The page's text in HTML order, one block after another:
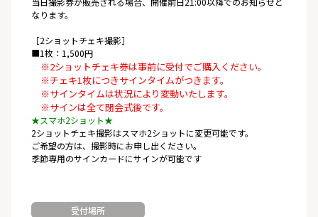
なります。
［2ショットチェキ撮影］
■1枚：1,500円
※2ショットチェキ券は事前に受付でご購入ください。
※チェキ1枚につきサインタイムがつきます。
※サインタイムは状況により変動いたします。
※サインは全て閉会式後です。
★スマホ2ショット★
2ショットチェキ撮影はスマホ2ショットに変更可能です。
ご希望の方は、撮影時にお申し出ください。
季節専用のサインカードにサインが可能です
受付場所